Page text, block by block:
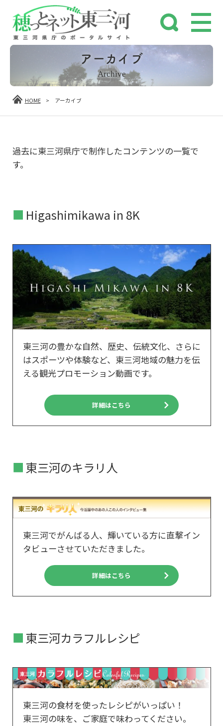
アーカイブ
Archive
HOME > アーカイブ
過去に東三河県庁で制作したコンテンツの一覧で
す。
Higashimikawa in 8K
東三河の豊かな自然、歴史、伝統文化、さらに
はスポーツや体験など、東三河地域の魅力を伝
える観光プロモーション動画です。
詳細はこちら
東三河のキラリ人
東三河でがんばる人、輝いている方に直撃イン
タビューさせていただきました。
詳細はこちら
東三河カラフルレシピ
東三河の食材を使ったレシピがいっぱい！
東三河の味を、ご家庭で味わってください。